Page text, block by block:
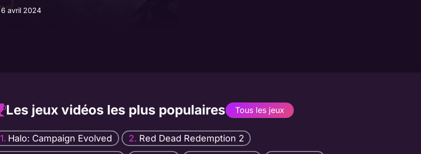
6 avril 2024
Les jeux vidéos les plus populaires Tous les jeux
Halo: Campaign Evolved
Red Dead Redemption 2